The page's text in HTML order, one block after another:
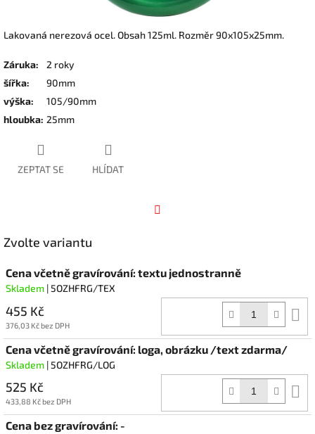
Lakovaná nerezová ocel. Obsah 125ml. Rozměr 90x105x25mm.
Záruka:
2 roky
šířka:
90mm
výška:
105/90mm
hloubka: 25mm
ZEPTAT SE HLÍDAT
Zvolte variantu
Cena včetně gravírování: textu jednostranně
Skladem | 5OZHFRG/TEX
455 Kč
376,03 Kč bez DPH
Cena včetně gravírování: loga, obrázku /text zdarma/
Skladem | 5OZHFRG/LOG
525 Kč
433,88 Kč bez DPH
Cena bez gravírování: -